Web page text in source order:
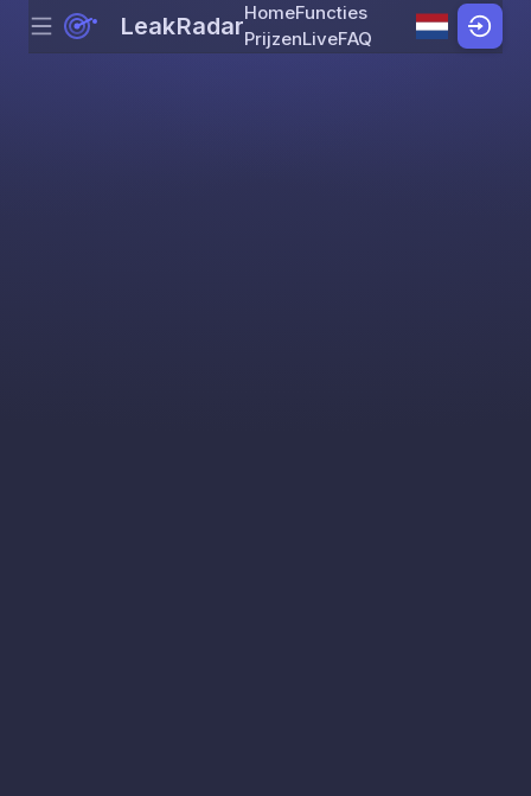
Skip to content
Menu LeakRadarHomeFuncties
PrijzenLiveFAQ